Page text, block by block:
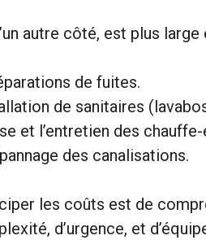
autre côté, est plus large
de fuites.
de sanitaires
et l’entretien des chauffe-
des canalisations.
les coûts est de
d’urgence, et